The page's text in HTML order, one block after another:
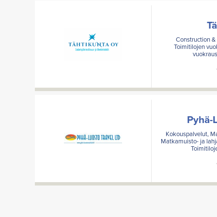
Construction
Toimitilojen
Pyhä-
Kokouspalvelut,
Matkamuisto- ja